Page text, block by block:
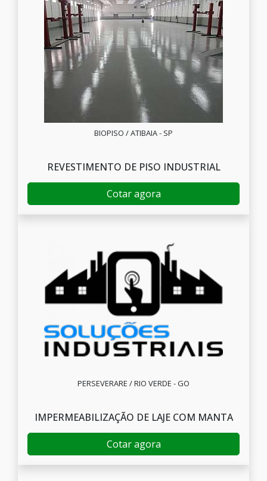
BIOPISO / ATIBAIA - SP
REVESTIMENTO DE PISO INDUSTRIAL
Cotar agora
PERSEVERARE / RIO VERDE - GO
IMPERMEABILIZAÇÃO DE LAJE COM MANTA
Cotar agora